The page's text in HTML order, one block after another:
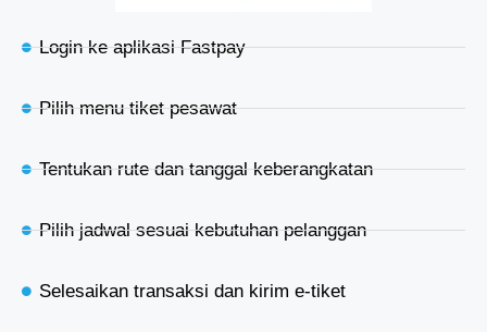
Login ke aplikasi Fastpay
Pilih menu tiket pesawat
Tentukan rute dan tanggal keberangkatan
Pilih jadwal sesuai kebutuhan pelanggan
Selesaikan transaksi dan kirim e-tiket